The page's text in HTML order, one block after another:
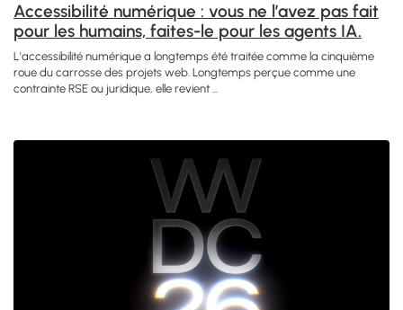
Accessibilité numérique : vous ne l’avez pas fait
pour les humains, faites-le pour les agents IA.
L'accessibilité numérique a longtemps été traitée comme la cinquième
roue du carrosse des projets web. Longtemps perçue comme une
contrainte RSE ou juridique, elle revient ...